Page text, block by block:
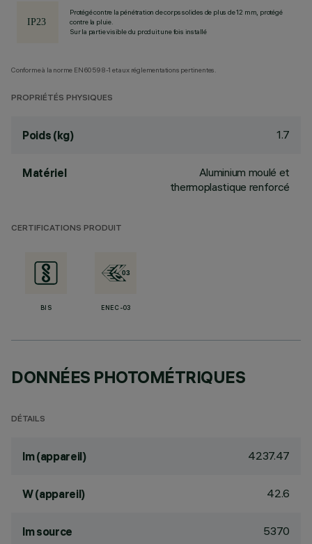
Protégé contre la pénétration de corps solides de plus de 12 mm, protégé
contre la pluie.
Sur la partie visible du produit une fois installé
Conforme à la norme EN60598-1 et aux réglementations pertinentes.
PROPRIÉTÉS PHYSIQUES
Poids (kg) 1.7
Matériel
Aluminium moulé et
thermoplastique renforcé
CERTIFICATIONS PRODUIT
BIS ENEC-03
DONNÉES PHOTOMÉTRIQUES
DÉTAILS
lm (appareil) 4237.47
W (appareil) 42.6
lm source 5370